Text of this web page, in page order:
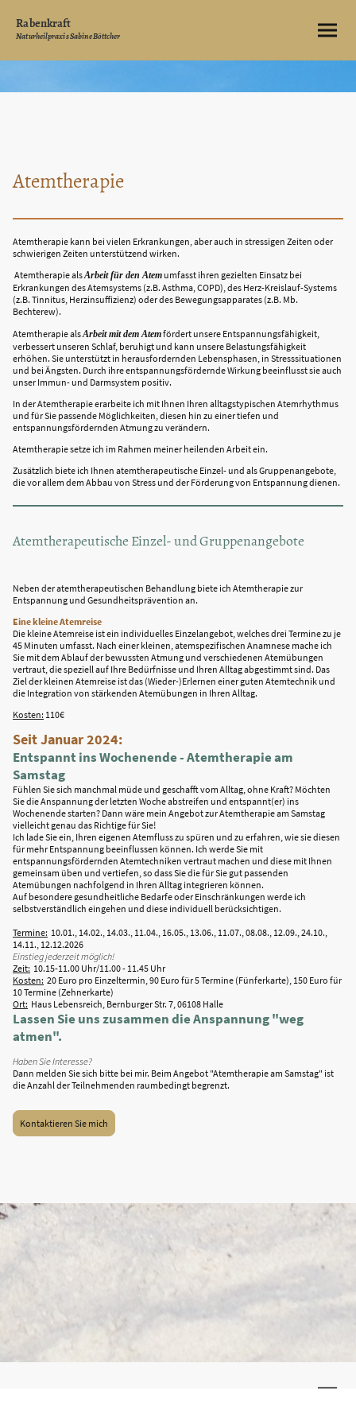
Rabenkraft
Naturheilpraxis Sabine Böttcher
Atemtherapie
Atemtherapie kann bei vielen Erkrankungen, aber auch in stressigen Zeiten oder
schwierigen Zeiten unterstützend wirken.
Atemtherapie alsArbeit für den Atem umfasst ihren gezielten Einsatz bei
Erkrankungen des Atemsystems (z.B. Asthma, COPD), des Herz-Kreislauf-Systems
(z.B. Tinnitus, Herzinsuffizienz) oder des Bewegungsapparates (z.B. Mb.
Bechterew).
Atemtherapie alsArbeit mit dem Atemfördert unsere Entspannungsfähigkeit,
verbessert unseren Schlaf, beruhigt und kann unsere Belastungsfähigkeit
erhöhen. Sie unterstützt in herausfordernden Lebensphasen, in Stresssituationen
und bei Ängsten. Durch ihre entspannungsfördernde Wirkung beeinflusst sie auch
unser Immun- und Darmsystem positiv.
In der Atemtherapie erarbeite ich mit Ihnen Ihren alltagstypischen Atemrhythmus
und für Sie passende Möglichkeiten, diesen hin zu einer tiefen und
entspannungsfördernden Atmung zu verändern.
Atemtherapie setze ich im Rahmen meiner heilenden Arbeit ein.
Zusätzlich biete ich Ihnen atemtherapeutische Einzel- und als Gruppenangebote,
die vor allem dem Abbau von Stress und der Förderung von Entspannung dienen.
Atemtherapeutische Einzel- und Gruppenangebote
Neben der atemtherapeutischen Behandlung biete ich Atemtherapie zur
Entspannung und Gesundheitsprävention an.
Eine kleine Atemreise
Die kleine Atemreise ist ein individuelles Einzelangebot, welches drei Termine zu je
45 Minuten umfasst. Nach einer kleinen, atemspezifischen Anamnese mache ich
Sie mit dem Ablauf der bewussten Atmung und verschiedenen Atemübungen
vertraut, die speziell auf Ihre Bedürfnisse und Ihren Alltag abgestimmt sind. Das
Ziel der kleinen Atemreise ist das (Wieder-)Erlernen einer guten Atemtechnik und
die Integration von stärkenden Atemübungen in Ihren Alltag.
Kosten: 110€
Seit Januar 2024:
Entspannt ins Wochenende - Atemtherapie am
Samstag
Fühlen Sie sich manchmal müde und geschafft vom Alltag, ohne Kraft? Möchten
Sie die Anspannung der letzten Woche abstreifen und entspannt(er) ins
Wochenende starten? Dann wäre mein Angebot zur Atemtherapie am Samstag
vielleicht genau das Richtige für Sie!
Ich lade Sie ein, Ihren eigenen Atemfluss zu spüren und zu erfahren, wie sie diesen
für mehr Entspannung beeinflussen können. Ich werde Sie mit
entspannungsfördernden Atemtechniken vertraut machen und diese mit Ihnen
gemeinsam üben und vertiefen, so dass Sie die für Sie gut passenden
Atemübungen nachfolgend in Ihren Alltag integrieren können.
Auf besondere gesundheitliche Bedarfe oder Einschränkungen werde ich
selbstverständlich eingehen und diese individuell berücksichtigen.
Termine: 10.01., 14.02., 14.03., 11.04., 16.05., 13.06., 11.07., 08.08., 12.09., 24.10.,
14.11., 12.12.2026
Einstieg jederzeit möglich!
Zeit: 10.15-11.00 Uhr/11.00 - 11.45 Uhr
Kosten: 20 Euro pro Einzeltermin, 90 Euro für 5 Termine (Fünferkarte), 150 Euro für
10 Termine (Zehnerkarte)
Ort: Haus Lebensreich, Bernburger Str. 7, 06108 Halle
Lassen Sie uns zusammen die Anspannung "weg
atmen".
Haben Sie Interesse?
Dann melden Sie sich bitte bei mir. Beim Angebot "Atemtherapie am Samstag" ist
die Anzahl der Teilnehmenden raumbedingt begrenzt.
Kontaktieren Sie mich